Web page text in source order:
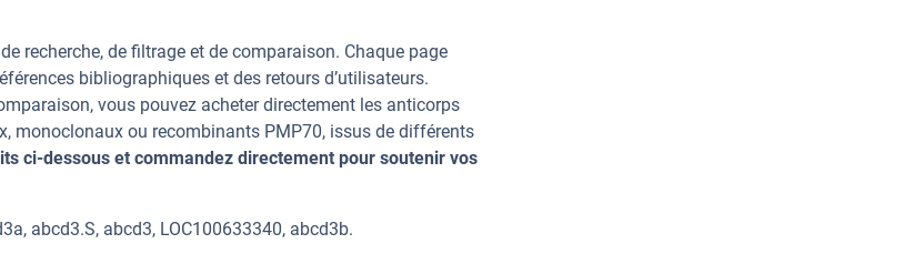
recherche, de filtrage et de comparaison. Chaque page
bibliographiques et des retours d’utilisateurs.
vous pouvez acheter directement les anticorps
monoclonaux ou recombinants PMP70, issus de différents
ci-dessous et commandez directement pour soutenir vos
abcd3.S, abcd3, LOC100633340, abcd3b.